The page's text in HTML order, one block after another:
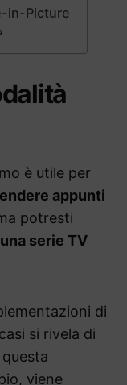
in-Picture
è utile per
appunti
potresti
serie TV
di
si rivela di
viene